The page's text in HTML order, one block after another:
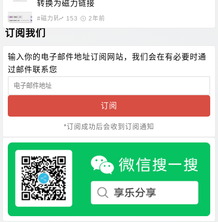
转换为磁力链接
#磁力转换 153 2年前
订阅我们
输入你的电子邮件地址订阅网站，我们会在有必要时通
过邮件联系您
订阅
*订阅成功后会收到订阅通知